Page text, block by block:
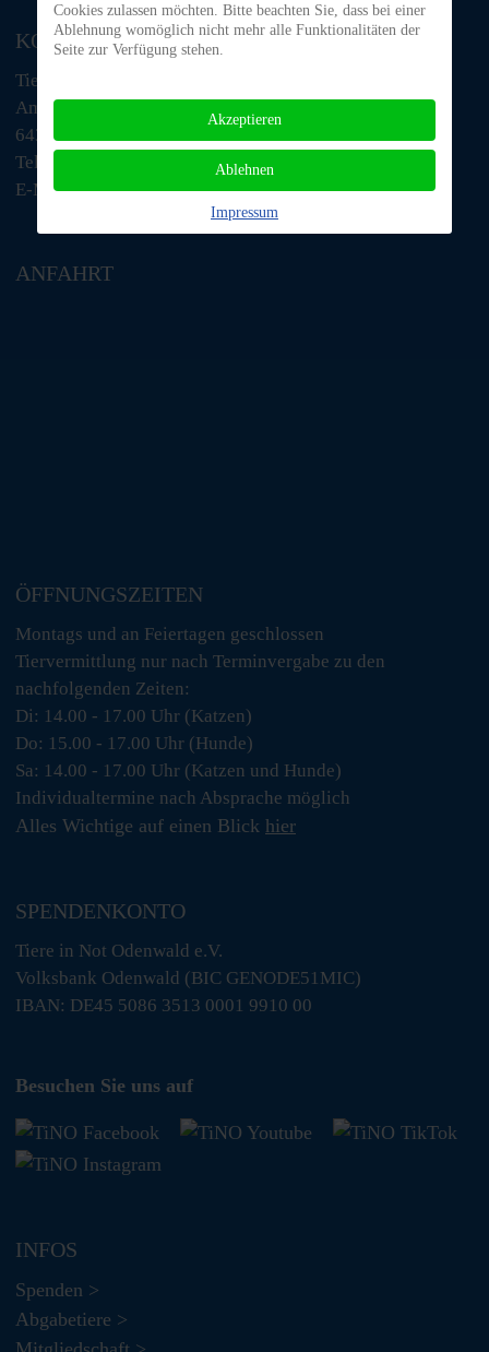
KONTAKT
Tiere in Not Odenwald e.V.
Am Morsberg 1
64385 Reichelsheim
Telefon: 06063 / 939 848
E-Mail: tino@tiere-in-not-odenwald.de
ANFAHRT
ÖFFNUNGSZEITEN
Montags und an Feiertagen geschlossen
Tiervermittlung nur nach Terminvergabe zu den
nachfolgenden Zeiten:
Di: 14.00 - 17.00 Uhr (Katzen)
Do: 15.00 - 17.00 Uhr (Hunde)
Sa: 14.00 - 17.00 Uhr (Katzen und Hunde)
Individualtermine nach Absprache möglich
Alles Wichtige auf einen Blick hier
SPENDENKONTO
Tiere in Not Odenwald e.V.
Volksbank Odenwald (BIC GENODE51MIC)
IBAN: DE45 5086 3513 0001 9910 00
Besuchen Sie uns auf
INFOS
Spenden >
Abgabetiere >
Cookies zulassen möchten. Bitte beachten Sie, dass bei einer
Ablehnung womöglich nicht mehr alle Funktionalitäten der
Seite zur Verfügung stehen.
Akzeptieren
Ablehnen
Impressum